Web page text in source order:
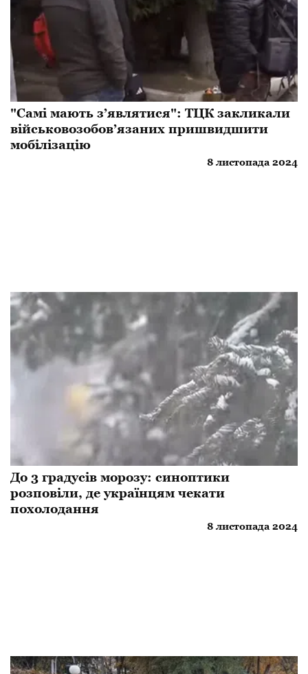
"Самі мають з’являтися": ТЦК закликали
військовозобов’язаних пришвидшити
мобілізацію
8 листопада 2024
До 3 градусів морозу: синоптики
розповіли, де українцям чекати
похолодання
8 листопада 2024